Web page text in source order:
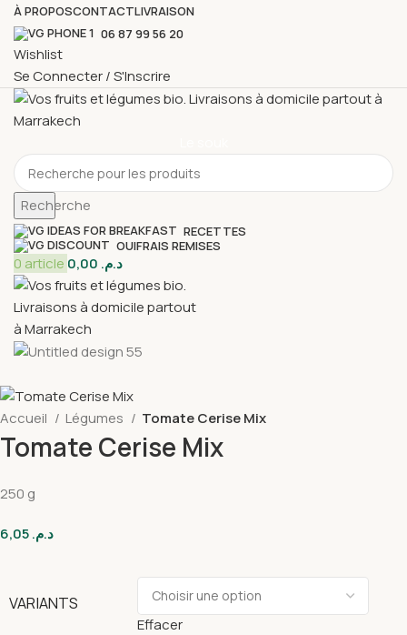
À PROPOSCONTACTLIVRAISON
06 87 99 56 20
Wishlist
Se Connecter / S'Inscrire
Recherche
RECETTES
OUIFRAIS REMISES
0 article د.م.
Accueil Légumes Tomate Cerise Mix
Tomate Cerise Mix
250 g
د.م.
VARIANTS
Effacer